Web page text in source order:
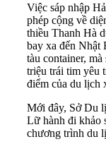
Việc sáp nhập
phép cộng về
thiều Thanh Hà
bay xa đến Nhật
tàu container,
triệu trái tim yêu
điểm của du lịch
Mới đây, Sở Du
Lữ hành đi khảo
chương trình du